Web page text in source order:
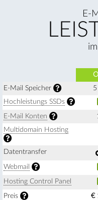
E-
E-Mail Speicher
Hochleistungs SSDs
E-Mail Konten
Multi­domain Hosting
Daten­transfer
Webmail
Hosting Control Panel
Preis €